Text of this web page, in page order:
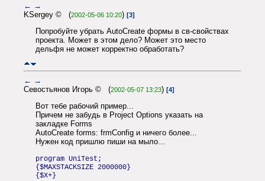
← →
KSergey © (2002-05-06 10:20) [3]
Попробуйте убрать AutoCreate формы в св-свойствах
проекта. Может в этом дело? Может это место
дельфя не может корректно обработать?
← →
Севостьянов Игорь © (2002-05-07 13:23) [4]
Вот тебе рабочий пример...
Причем не забудь в Project Options указать на
закладке Forms
AutoCreate forms: frmConfig и ничего более...
Нужен код пришлю пиши на мыло...
program UniTest;
{$MAXSTACKSIZE 2000000}
{$X+}